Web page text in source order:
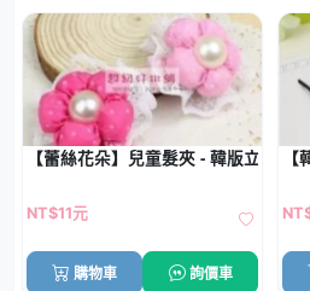
【蕾絲花朵】兒童髮夾 - 韓版立體髮
NT$11元
購物車 詢價車